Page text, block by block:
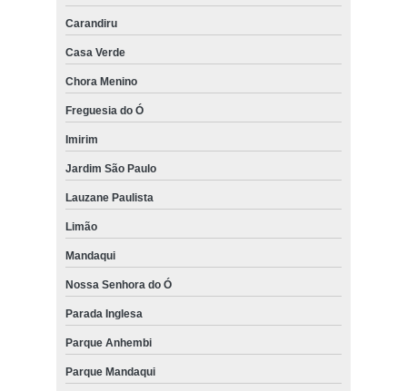
Carandiru
Casa Verde
Chora Menino
Freguesia do Ó
Imirim
Jardim São Paulo
Lauzane Paulista
Limão
Mandaqui
Nossa Senhora do Ó
Parada Inglesa
Parque Anhembi
Parque Mandaqui